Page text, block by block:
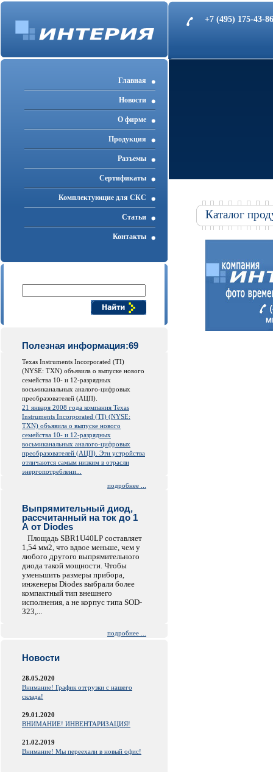
+7 (495) 175-43-
Главная
Новости
О фирме
Продукция
Разъемы
Cертификаты
Комплектующие для СКС
Статьи
Контакты
Полезная информация:69
Texas Instruments Incorporated (TI)
(NYSE: TXN) объявила о выпуске нового
семейства 10- и 12-разрядных
восьмиканальных аналого-цифровых
преобразователей (АЦП).
21 января 2008 года компания Texas
Instruments Incorporated (TI) (NYSE:
TXN) объявила о выпуске нового
семейства 10- и 12-разрядных
восьмиканальных аналого-цифровых
преобразователей (АЦП). Эти устройства
отличаются самым низким в отрасли
энергопотреблени...
подробнее ...
Выпрямительный диод,
рассчитанный на ток до 1
А от Diodes
Площадь SBR1U40LP составляет
1,54 мм2, что вдвое меньше, чем у
любого другого выпрямительного
диода такой мощности. Чтобы
уменьшить размеры прибора,
инженеры Diodes выбрали более
компактный тип внешнего
исполнения, а не корпус типа SOD-
323,...
подробнее ...
Новости
28.05.2020
Внимание! График отгрузки с нашего
склада!
29.01.2020
ВНИМАНИЕ! ИНВЕНТАРИЗАЦИЯ!
21.02.2019
Внимание! Мы переехали в новый офис!
Каталог